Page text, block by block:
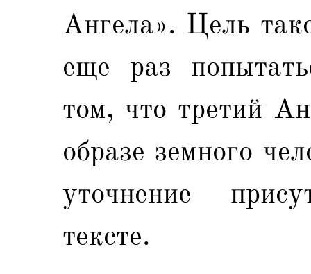
Ангела». Цель
еще раз
том, что третий
образе земного
уточнение
тексте.